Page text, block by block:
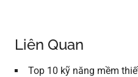
Liên Quan
Top 10 kỹ năng mềm